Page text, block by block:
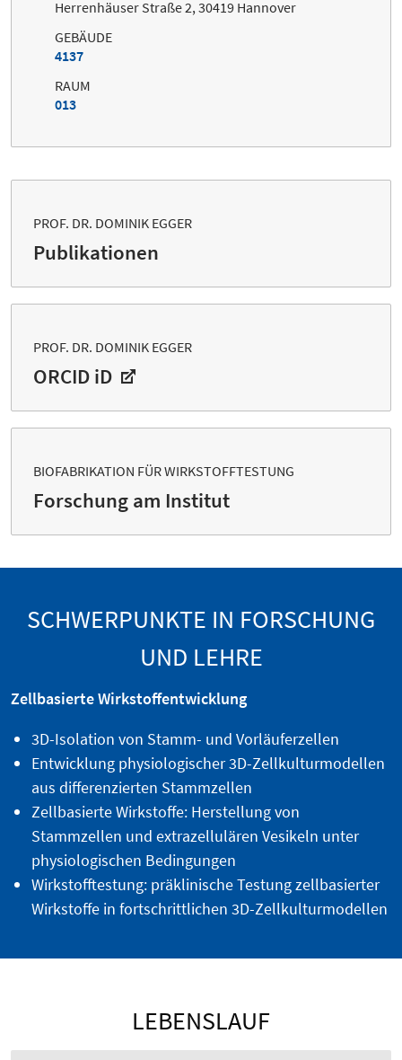
Herrenhäuser Straße 2, 30419 Hannover
GEBÄUDE
4137
RAUM
013
PROF. DR. DOMINIK EGGER
Publikationen
PROF. DR. DOMINIK EGGER
ORCID iD
BIOFABRIKATION FÜR WIRKSTOFFTESTUNG
Forschung am Institut
SCHWERPUNKTE IN FORSCHUNG
UND LEHRE
Zellbasierte Wirkstoffentwicklung
3D-Isolation von Stamm- und Vorläuferzellen
Entwicklung physiologischer 3D-Zellkulturmodellen
aus differenzierten Stammzellen
Zellbasierte Wirkstoffe: Herstellung von
Stammzellen und extrazellulären Vesikeln unter
physiologischen Bedingungen
Wirkstofftestung: präklinische Testung zellbasierter
Wirkstoffe in fortschrittlichen 3D-Zellkulturmodellen
LEBENSLAUF